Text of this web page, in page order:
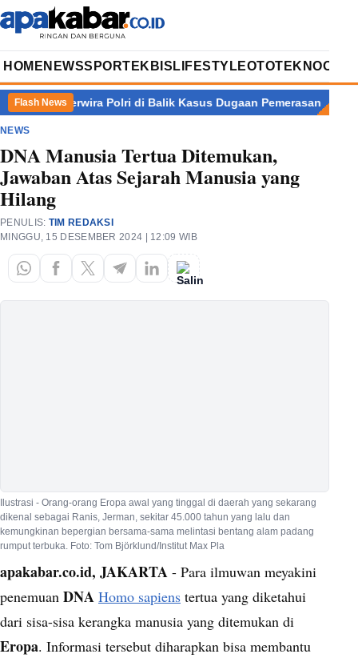
HOME NEWSSPORT EKBIS LIFESTYLEOTOTEKNOOPINI
Flash News
Perwira Polri di Balik Kasus Dugaan Pemerasan Bupati
NEWS
DNA Manusia Tertua Ditemukan,
Jawaban Atas Sejarah Manusia yang
Hilang
PENULIS: TIM REDAKSI
MINGGU, 15 DESEMBER 2024 | 12:09 WIB
Ilustrasi - Orang-orang Eropa awal yang tinggal di daerah yang sekarang
dikenal sebagai Ranis, Jerman, sekitar 45.000 tahun yang lalu dan
kemungkinan bepergian bersama-sama melintasi bentang alam padang
rumput terbuka. Foto: Tom Björklund/Institut Max Pla
apakabar.co.id, JAKARTA - Para ilmuwan meyakini
penemuan DNA Homo sapiens tertua yang diketahui
dari sisa-sisa kerangka manusia yang ditemukan di
Eropa. Informasi tersebut diharapkan bisa membantu